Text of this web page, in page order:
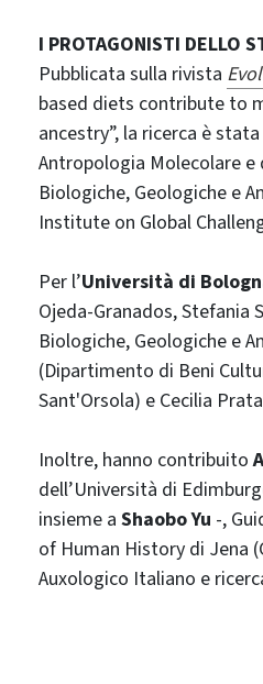
I PROTAGONISTI DELLO
Pubblicata sulla rivista
based diets contribute to
ancestry”, la ricerca è
Antropologia Molecolare
Biologiche, Geologiche e
Institute on Global
Per l’Università di
Ojeda‐Granados, Stefania
Biologiche, Geologiche e
(Dipartimento di Beni
Sant'Orsola) e Cecilia
Inoltre, hanno contribuito
dell’Università di
insieme a Shaobo Yu -,
of Human History di Jena
Auxologico Italiano e